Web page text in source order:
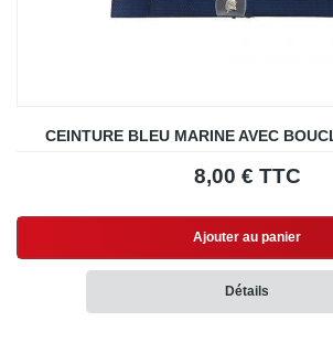
CEINTURE BLEU MARINE AVEC
8,00 € TTC
Ajouter au panier
Détails